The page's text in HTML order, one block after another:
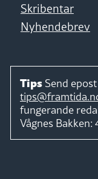
Skribentar
Nyhendebrev
Tips Send
fungerande
Vågnes Bakken: